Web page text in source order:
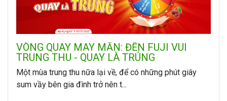
VÒNG QUAY MAY MẮN: ĐẾN FUJI VUI
TRUNG THU - QUAY LÀ TRÚNG
Một mùa trung thu nữa lại về, để có những phút giây
sum vầy bên gia đình trở nên t...